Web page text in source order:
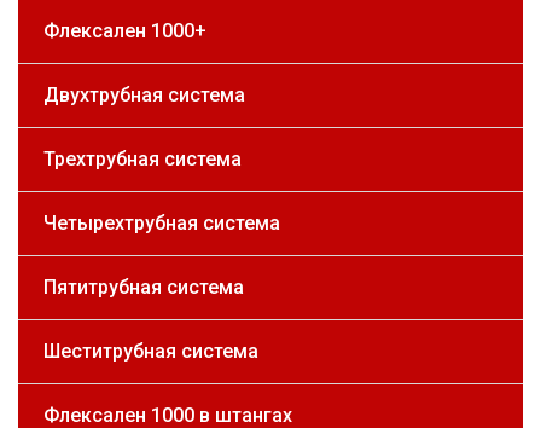
Флексален 1000+
Двухтрубная система
Трехтрубная система
Четырехтрубная система
Пятитрубная система
Шеститрубная система
Флексален 1000 в штангах